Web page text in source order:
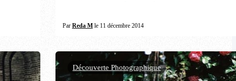
Par Reda Mle 11 décembre 2014
Découverte Photographique